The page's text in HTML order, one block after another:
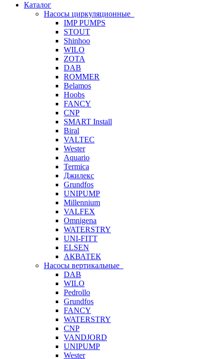
Каталог
Насосы циркуляционные
IMP PUMPS
STOUT
Shinhoo
WILO
ZOTA
DAB
ROMMER
Belamos
Hoobs
FANCY
CNP
SMART Install
Biral
VALTEC
Wester
Aquario
Termica
Джилекс
Grundfos
UNIPUMP
Millennium
VALFEX
Omnigena
WATERSTRY
UNI-FITT
ELSEN
АКВАТЕК
Насосы вертикальные
DAB
WILO
Pedrollo
Grundfos
FANCY
WATERSTRY
CNP
VANDJORD
UNIPUMP
Wester